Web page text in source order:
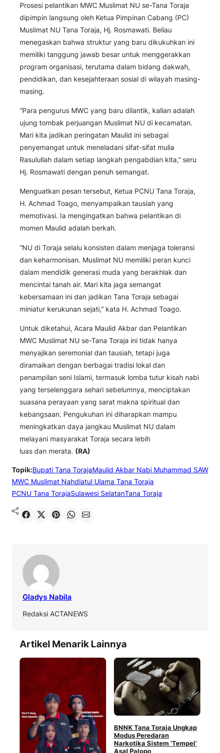
Prosesi pelantikan MWC Muslimat NU se-Tana Toraja
dipimpin langsung oleh Ketua Pimpinan Cabang (PC)
Muslimat NU Tana Toraja, Hj. Rosmawati. Beliau
menegaskan bahwa struktur yang baru dikukuhkan ini
memiliki tanggung jawab besar untuk menggerakkan
program organisasi, terutama dalam bidang dakwah,
pendidikan, dan kesejahteraan sosial di wilayah masing-
masing.
“Para pengurus MWC yang baru dilantik, kalian adalah
ujung tombak perjuangan Muslimat NU di kecamatan.
Mari kita jadikan peringatan Maulid ini sebagai
penyemangat untuk meneladani sifat-sifat mulia
Rasulullah dalam setiap langkah pengabdian kita,” seru
Hj. Rosmawati dengan penuh semangat.
Menguatkan pesan tersebut, Ketua PCNU Tana Toraja,
H. Achmad Toago, menyampaikan tausiah yang
memotivasi. Ia mengingatkan bahwa pelantikan di
momen Maulid adalah berkah.
“NU di Toraja selalu konsisten dalam menjaga toleransi
dan keharmonisan. Muslimat NU memiliki peran kunci
dalam mendidik generasi muda yang berakhlak dan
mencintai tanah air. Mari kita jaga semangat
kebersamaan ini dan jadikan Tana Toraja sebagai
miniatur kerukunan sejati,” kata H. Achmad Toago.
Untuk diketahui, Acara Maulid Akbar dan Pelantikan
MWC Muslimat NU se-Tana Toraja ini tidak hanya
menyajikan seremonial dan tausiah, tetapi juga
diramaikan dengan berbagai tradisi lokal dan
penampilan seni Islami, termasuk lomba tutur kisah nabi
yang terselenggara sehari sebelumnya, menciptakan
suasana perayaan yang sarat makna spiritual dan
kebangsaan. Pengukuhan ini diharapkan mampu
meningkatkan daya jangkau Muslimat NU dalam
melayani masyarakat Toraja secara lebih
luas dan merata. (RA)
Topik:Bupati Tana TorajaMaulid Akbar Nabi Muhammad SAW
MWC Muslimat Nahdlatul Ulama Tana Toraja
PCNU Tana TorajaSulawesi SelatanTana Toraja
Shared Share on X Pin It Send on WhatsApp Send on Email
Gladys Nabila
Redaksi ACTANEWS
Artikel Menarik Lainnya
BNNK Tana Toraja Ungkap
Modus Peredaran
Narkotika Sistem ‘Tempel’
Asal Palopo